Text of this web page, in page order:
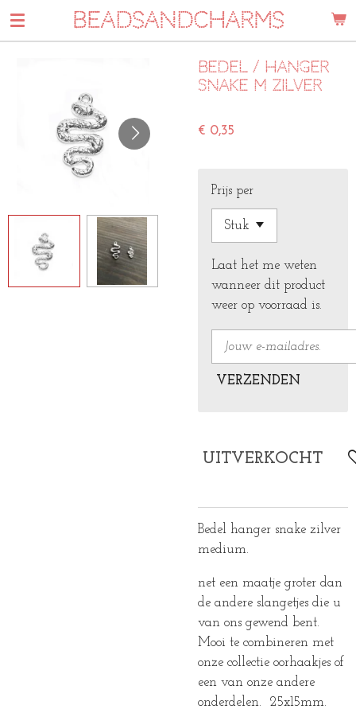
Ga
direct
hoofdinhoud
BEADSANDCHARMS
Bedel / hanger
snake m zilver
€ 0,35
Prijs per
Laat het me weten
wanneer dit product
weer op voorraad is.
VERZENDEN
UITVERKOCHT
Bedel hanger snake zilver
medium.
net een maatje groter dan
de andere slangetjes die u
van ons gewend bent.
Mooi te combineren met
onze collectie oorhaakjes of
een van onze andere
onderdelen. 25x15mm.